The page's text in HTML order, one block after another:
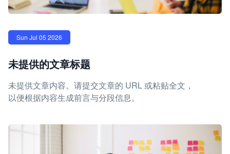
Sun Jul 05 2026
未提供的文章标题
未提供文章内容。请提交文章的 URL 或粘贴全文，
以便根据内容生成前言与分段信息。